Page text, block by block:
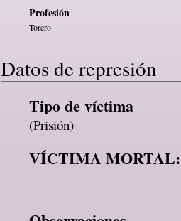
Profesión
Torero
Datos de represión
Tipo de víctima
(Prisión)
VÍCTIMA MORTAL: